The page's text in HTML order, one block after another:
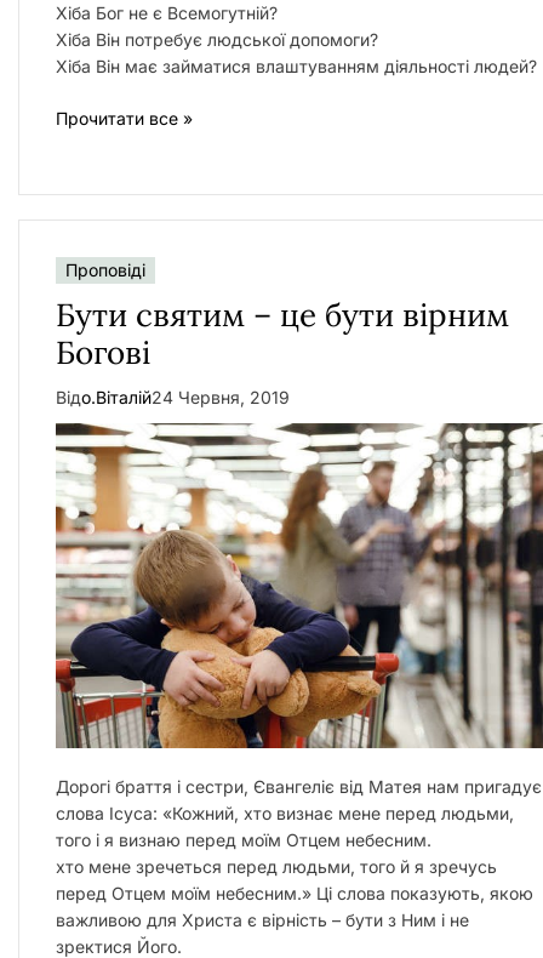
Хіба Бог не є Всемогутній?
Хіба Він потребує людської допомоги?
Хіба Він має займатися влаштуванням діяльності людей?
Прочитати все »
Проповіді
Бути святим – це бути вірним
Богові
Відо.Віталій24 Червня, 2019
Дорогі браття і сестри, Євангеліє від Матея нам пригадує
слова Ісуса: «Кожний, хто визнає мене перед людьми,
того і я визнаю перед моїм Отцем небесним.
хто мене зречеться перед людьми, того й я зречусь
перед Отцем моїм небесним.» Ці слова показують, якою
важливою для Христа є вірність – бути з Ним і не
зректися Його.